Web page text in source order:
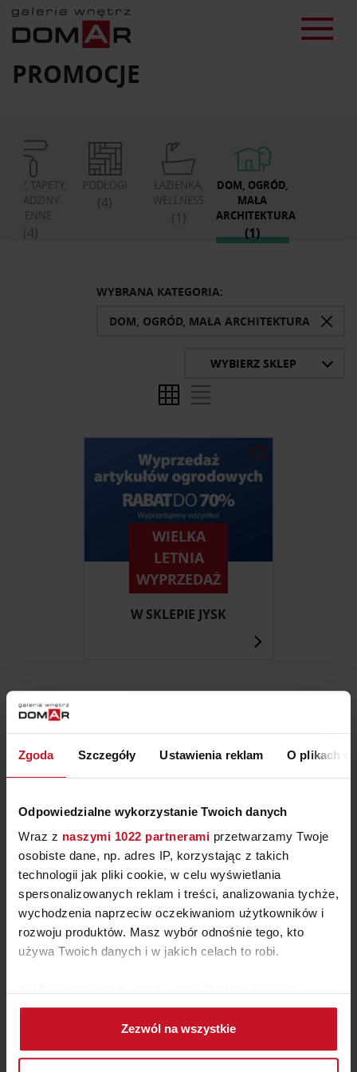
Zgoda Szczegóły Ustawienia reklam O plikach
Odpowiedzialne wykorzystanie Twoich danych
Wraz z naszymi 1022 partnerami przetwarzamy Twoje
osobiste dane, np. adres IP, korzystając z takich
technologii jak pliki cookie, w celu wyświetlania
spersonalizowanych reklam i treści, analizowania tychże,
wychodzenia naprzeciw oczekiwaniom użytkowników i
rozwoju produktów. Masz wybór odnośnie tego, kto
używa Twoich danych i w jakich celach to robi.
Gromadzić dane dotyczące Twojej lokalizacji
geograficznej z dokładnością nawet do kilku metrów
Identyfikować Twoje urządzenie, aktywnie
Zezwól na wszystkie
PROMOCJE
TAPETY,
OKŁADZINY
ŚCIENNE
(4)
PODŁOGI
(4)
ŁAZIENKA,
WELLNESS
(1)
DOM, OGRÓD,
MAŁA
ARCHITEKTURA
(1)
WYBRANA KATEGORIA:
DOM, OGRÓD, MAŁA ARCHITEKTURA
WYBIERZ SKLEP
WIELKA
LETNIA
WYPRZEDAŻ
W SKLEPIE JYSK
NEWSLETTER DOMAR
Chcę zapisać się do newslettera, a co za tym idzie wyrażam zgodę
promocjach, produktach i usługach Galerii Wnętrz Domar, której
właścicielem jest Domar S.A. Wiem, że w każdej chwili będę mógł
wycofać zgodę.
ZAPISZ SIĘ
BĄDŹ Z NAMI NA BIEŻĄCO!